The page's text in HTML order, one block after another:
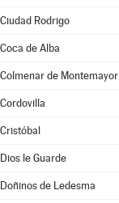
Ciudad Rodrigo
Coca de Alba
Colmenar de Montemayor
Cordovilla
Cristóbal
Dios le Guarde
Doñinos de Ledesma